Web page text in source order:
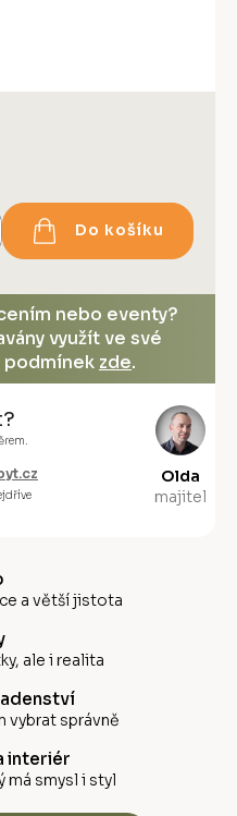
Do košíku
nebo eventy?
využít ve své
podmínek zde.
Olda
majitel
a větší jistota
ale i realita
vybrat správně
interiér
má smysl i styl